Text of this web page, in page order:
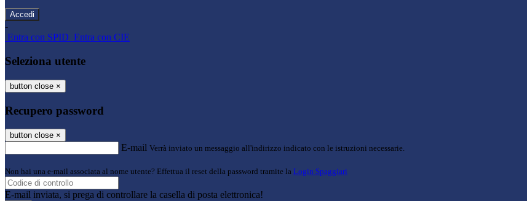
-
Entra con SPID Entra con CIE
Seleziona utente
button close ×
Recupero password
button close ×
E-mail Verrà inviato un messaggio all'indirizzo indicato con le istruzioni necessarie.
Non hai una e-mail associata al nome utente? Effettua il reset della password tramite la Login Spaggiari
E-mail inviata, si prega di controllare la casella di posta elettronica!